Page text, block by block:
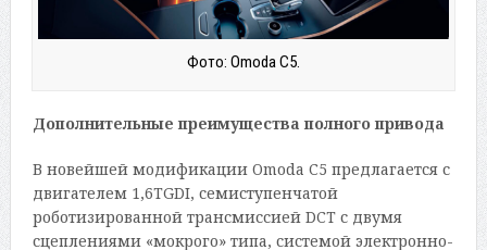
Фото: Omoda C5.
Дополнительные преимущества полного привода
В новейшей модификации Omoda C5 предлагается с
двигателем 1,6TGDI, семиступенчатой
роботизированной трансмиссией DCT с двумя
сцеплениями «мокрого» типа, системой электронно-